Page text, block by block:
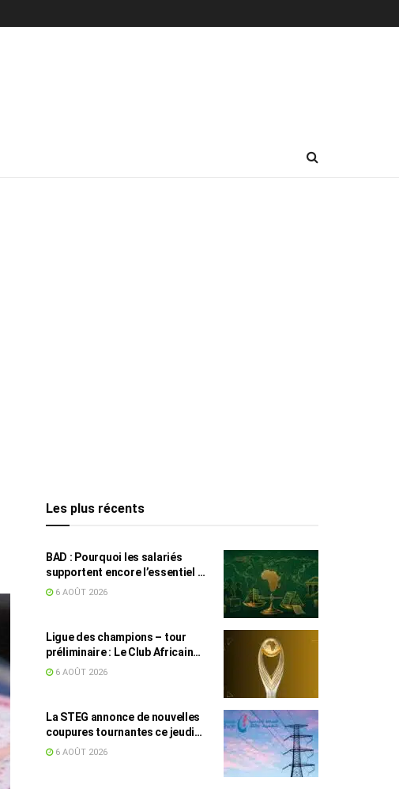
Les plus récents
BAD : Pourquoi les salariés
supportent encore l’essentiel de
l’effort fiscal en Tunisie
6 AOÛT 2026
Ligue des champions – tour
préliminaire : Le Club Africain
face au Djoliba AC
6 AOÛT 2026
La STEG annonce de nouvelles
coupures tournantes ce jeudi
dans plusieurs régions
6 AOÛT 2026